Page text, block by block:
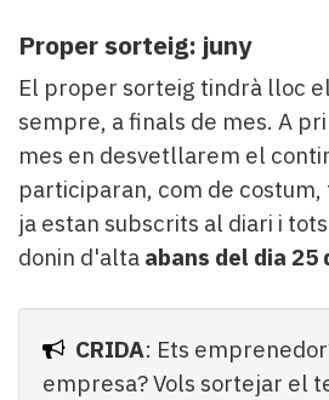
Proper sorteig: juny
El proper sorteig tindrà lloc
sempre, a finals de mes. A
mes en desvetllarem el
participaran, com de
ja estan subscrits al diari i
donin d'alta abans del dia 25
CRIDA: Ets
empresa? Vols sortejar el